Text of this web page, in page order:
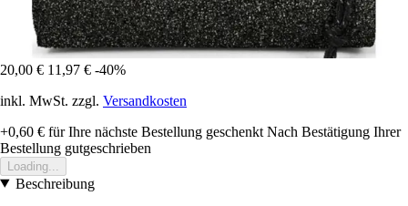
20,00 € 11,97 € -40%
inkl. MwSt. zzgl. Versandkosten
+0,60 € für Ihre nächste Bestellung geschenkt Nach Bestätigung Ihrer
Bestellung gutgeschrieben
Loading...
Beschreibung